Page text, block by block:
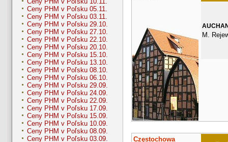
Ceny PHM v Poľsku 05.11.
Ceny PHM v Poľsku 03.11.
Ceny PHM v Poľsku 29.10.
Ceny PHM v Poľsku 27.10.
Ceny PHM v Poľsku 22.10.
Ceny PHM v Poľsku 20.10.
Ceny PHM v Poľsku 15.10.
Ceny PHM v Poľsku 13.10.
Ceny PHM v Poľsku 08.10.
Ceny PHM v Poľsku 06.10.
Ceny PHM v Poľsku 29.09.
Ceny PHM v Poľsku 24.09.
Ceny PHM v Poľsku 22.09.
Ceny PHM v Poľsku 17.09.
Ceny PHM v Poľsku 15.09.
Ceny PHM v Poľsku 10.09.
Ceny PHM v Poľsku 08.09.
Ceny PHM v Poľsku 03.09.
M.
Częstochowa